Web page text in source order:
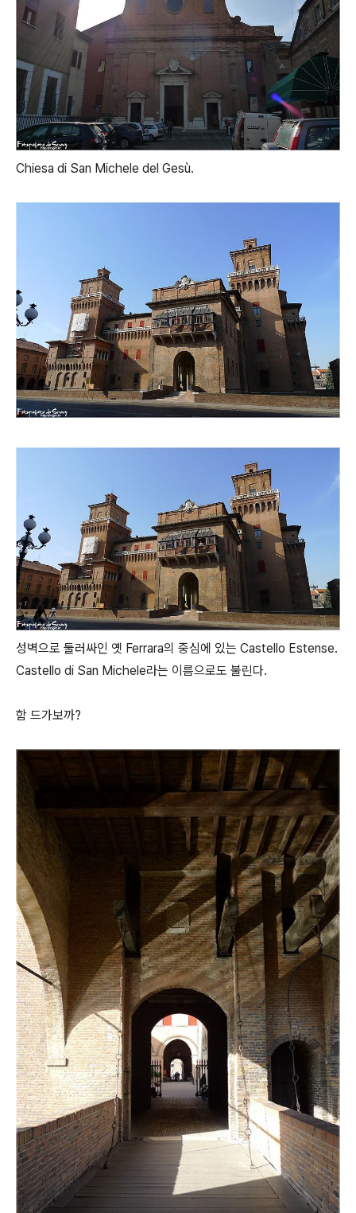
Chiesa di San Michele del Gesù.
성벽으로 둘러싸인 옛 Ferrara의 중심에 있는 Castello Estense.
Castello di San Michele라는 이름으로도 불린다.
함 드가보까?